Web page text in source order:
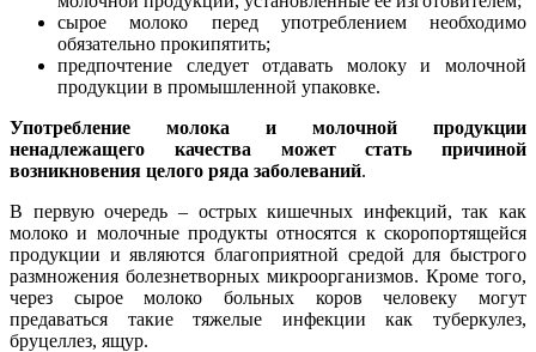
сырое молоко перед употреблением необходимо
обязательно прокипятить;
предпочтение следует отдавать молоку и молочной
продукции в промышленной упаковке.
Употребление молока и молочной продукции
ненадлежащего качества может стать причиной
возникновения целого ряда заболеваний.
В первую очередь – острых кишечных инфекций, так как
молоко и молочные продукты относятся к скоропортящейся
продукции и являются благоприятной средой для быстрого
размножения болезнетворных микроорганизмов. Кроме того,
через сырое молоко больных коров человеку могут
предаваться такие тяжелые инфекции как туберкулез,
бруцеллез, ящур.